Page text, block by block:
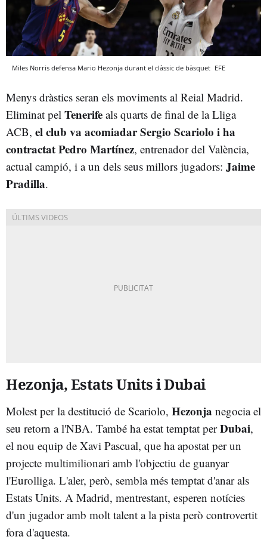
Miles Norris defensa Mario Hezonja durant el clàssic de bàsquet EFE
Menys dràstics seran els moviments al Reial Madrid.
Eliminat pel Tenerife als quarts de final de la Lliga
ACB, el club va acomiadar Sergio Scariolo i ha
contractat Pedro Martínez, entrenador del València,
actual campió, i a un dels seus millors jugadors: Jaime
Pradilla.
Hezonja, Estats Units i Dubai
Molest per la destitució de Scariolo, Hezonja negocia el
seu retorn a l'NBA. També ha estat temptat perDubai,
el nou equip de Xavi Pascual, que ha apostat per un
projecte multimilionari amb l'objectiu de guanyar
l'Eurolliga. L'aler, però, sembla més temptat d'anar als
Estats Units. A Madrid, mentrestant, esperen notícies
d'un jugador amb molt talent a la pista però controvertit
fora d'aquesta.